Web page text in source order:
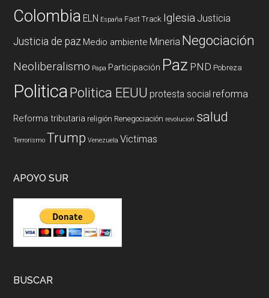
Colombia ELN España Fast Track Iglesia Justicia
Justicia de paz Medio ambiente Mineria Negociación
Neoliberalismo Papa Participación Paz PND Pobreza
PoliticaPolitica EEUU protesta social reforma
Reforma tributaria religión Renegociación revolucion salud
Terrorismo Trump Venezuela Victimas
APOYO SUR
BUSCAR